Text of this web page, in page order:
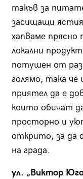
такъв за
засищащи
хапваме прясно
локални
потушен от
голямо, така
приятел да е
които обичат
просторно и
открито, за да
на града.
ул. „Виктор